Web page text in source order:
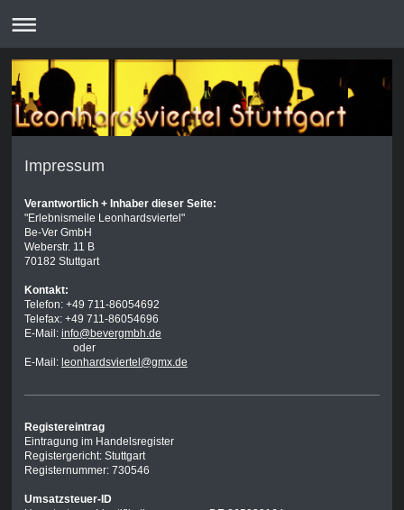
Impressum
Verantwortlich + Inhaber dieser Seite:
"Erlebnismeile Leonhardsviertel"
Be-Ver GmbH
Weberstr. 11 B
70182 Stuttgart
Kontakt:
Telefon: +49 711-86054692
Telefax: +49 711-86054696
E-Mail: info@bevergmbh.de
oder
E-Mail: leonhardsviertel@gmx.de
Registereintrag
Eintragung im Handelsregister
Registergericht: Stuttgart
Registernummer: 730546
Umsatzsteuer-ID